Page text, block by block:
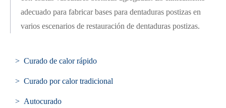
adecuado para fabricar bases para dentaduras postizas en
varios escenarios de restauración de dentaduras postizas.
> Curado de calor rápido
> Curado por calor tradicional
> Autocurado